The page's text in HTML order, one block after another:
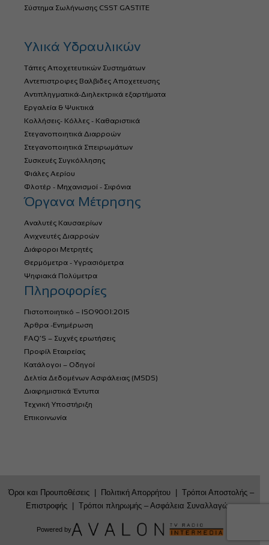
Σύστημα Σωλήνωσης CSST GASTITE
Υλικά Υδραυλικών
Τάπες Αποχετευτικών Συστημάτων
Αντεπιστροφες Βαλβιδες Αποχετευσης
Αντιπληγματικά-Διηλεκτρικά εξαρτήματα
Εργαλεία & Ψυκτικά
Κολλήσεις- Κόλλες - Καθαριστικά
Στεγανοποιητικά Διαρροών
Στεγανοποιητικά Σπειρωμάτων
Συσκευές Συγκόλλησης
Φιάλες Αερίου
Φλοτέρ - Μηχανισμοί - Σιφόνια
Όργανα Μέτρησης
Αναλυτές Καυσαερίων
Ανιχνευτές Διαρροών
Διάφοροι Μετρητές
Θερμόμετρα - Υγρασιόμετρα
Ψηφιακά Πολύμετρα
Πληροφορίες
Πιστοποιητικό – ISO9001:2015
Άρθρα -Ενημέρωση
FAQ’S – Συχνές ερωτήσεις
Προφίλ Εταιρείας
Κατάλογοι – Οδηγοί
Δελτία Δεδομένων Ασφάλειας (MSDS)
Διαφημιστικά Έντυπα
Τεχνική Υποστήριξη
Επικοινωνία
Όροι και Προυποθέσεις Πολιτική Απορρήτου
Τρόποι Αποστολής –
Επιστροφής
Τρόποι πληρωμής – Ασφάλεια Συναλλαγών
Powered by